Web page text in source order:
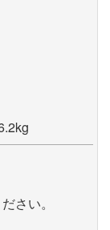
さい。